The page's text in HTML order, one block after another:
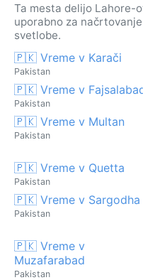
Ta mesta delijo Lahore-
uporabno za
svetlobe.
🇵🇰 Vreme v Karači
Pakistan
🇵🇰 Vreme v
Pakistan
🇵🇰 Vreme v Multan
Pakistan
🇵🇰 Vreme v Quetta
Pakistan
🇵🇰 Vreme v Sargodha
Pakistan
🇵🇰 Vreme v
Muzafarabad
Pakistan